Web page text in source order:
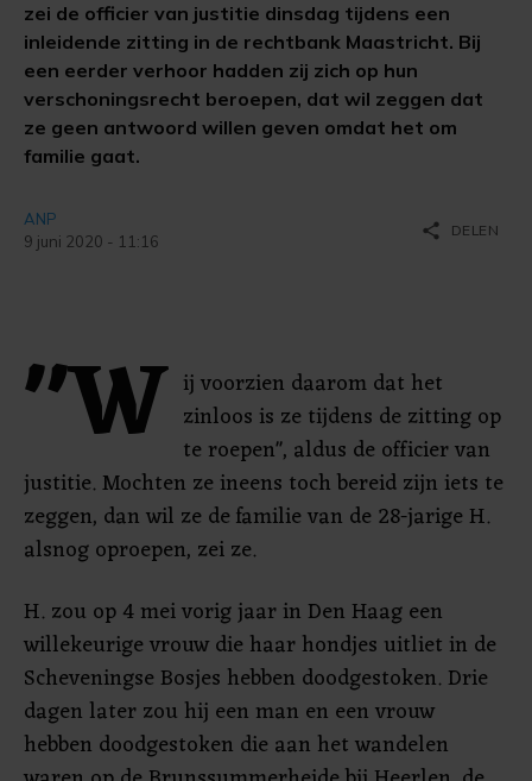
zei de officier van justitie dinsdag tijdens een
inleidende zitting in de rechtbank Maastricht. Bij
een eerder verhoor hadden zij zich op hun
verschoningsrecht beroepen, dat wil zeggen dat
ze geen antwoord willen geven omdat het om
familie gaat.
ANP
9 juni 2020 - 11:16
share DELEN
"W ij voorzien daarom dat het
zinloos is ze tijdens de zitting op
te roepen", aldus de officier van
justitie. Mochten ze ineens toch bereid zijn iets te
zeggen, dan wil ze de familie van de 28-jarige H.
alsnog oproepen, zei ze.
H. zou op 4 mei vorig jaar in Den Haag een
willekeurige vrouw die haar hondjes uitliet in de
Scheveningse Bosjes hebben doodgestoken. Drie
dagen later zou hij een man en een vrouw
hebben doodgestoken die aan het wandelen